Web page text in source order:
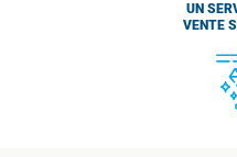
UN
VENTE